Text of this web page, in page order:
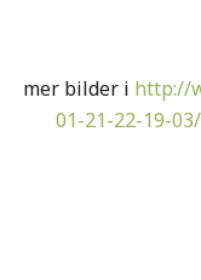
mer bilder ihttp://
01-21-22-19-